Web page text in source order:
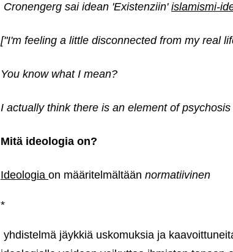
Cronengerg sai idean 'Existenziin' islamismi-
["I'm feeling a little disconnected from my real
You know what I mean?
I actually think there is an element of
Mitä ideologia on?
Ideologia on määritelmältään normatiivinen
*
yhdistelmä jäykkiä uskomuksia ja